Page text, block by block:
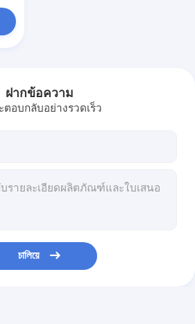
ฝากข้อความ
ตอบกลับอย่างรวดเร็ว
চালিয়ে